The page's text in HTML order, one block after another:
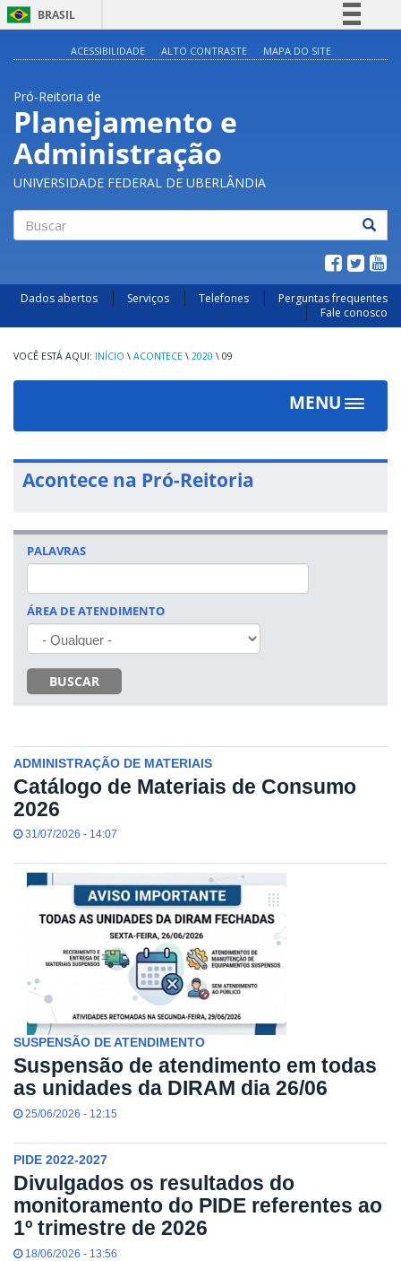
BRASIL
Acesso à informação
ACESSIBILIDADE ALTO CONTRASTE MAPA DO SITE
Pró-Reitoria de
Planejamento e
Administração
UNIVERSIDADE FEDERAL DE UBERLÂNDIA
Dados abertos Serviços Telefones
Perguntas frequentes
Fale conosco
INÍCIO \ ACONTECE \ 2020 \ 09
MENU
Toggle
Acontece na Pró-Reitoria
PALAVRAS
ÁREA DE ATENDIMENTO
BUSCAR
ADMINISTRAÇÃO DE MATERIAIS
Catálogo de Materiais de Consumo
2026
31/07/2026 - 14:07
SUSPENSÃO DE ATENDIMENTO
Suspensão de atendimento em todas
as unidades da DIRAM dia 26/06
25/06/2026 - 12:15
PIDE 2022-2027
Divulgados os resultados do
monitoramento do PIDE referentes ao
1º trimestre de 2026
18/06/2026 - 13:56